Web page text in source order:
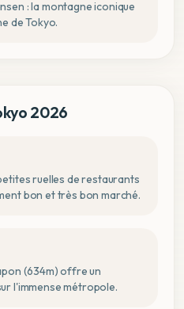
: la montagne iconique
de Tokyo.
2026
ruelles de restaurants
bon et très bon marché.
(634m) offre un
l'immense métropole.